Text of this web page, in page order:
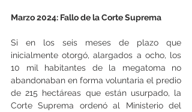
Marzo 2024: Fallo de la Corte Suprema
Si en los seis meses de plazo que
inicialmente otorgó, alargados a ocho, los
10 mil habitantes de la megatoma no
abandonaban en forma voluntaria el predio
de 215 hectáreas que están usurpado, la
Corte Suprema ordenó al Ministerio del